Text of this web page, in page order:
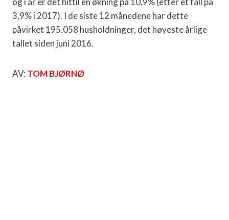
3,9% i 2017). I de siste 12 månedene har dette
påvirket 195.058 husholdninger, det høyeste årlige
tallet siden juni 2016.
AV: TOM BJØRNØ